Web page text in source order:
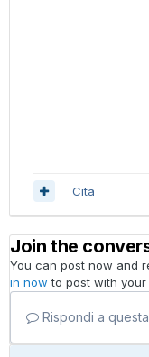
Cita
Join the
You can post now and
in now to post with your
Rispondi a